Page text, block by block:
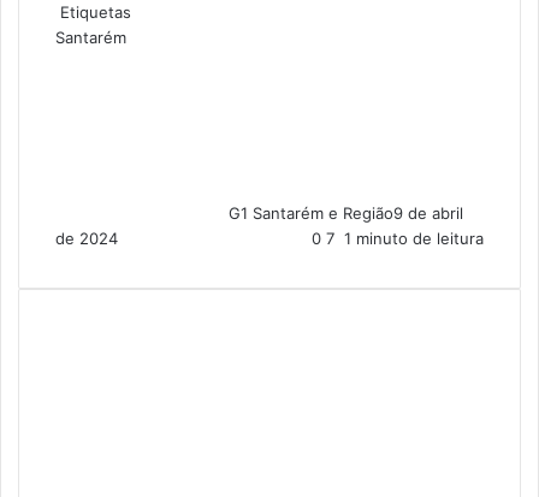
Etiquetas
Santarém
G1 Santarém e Região9 de abril
de 2024
0 7 1 minuto de leitura